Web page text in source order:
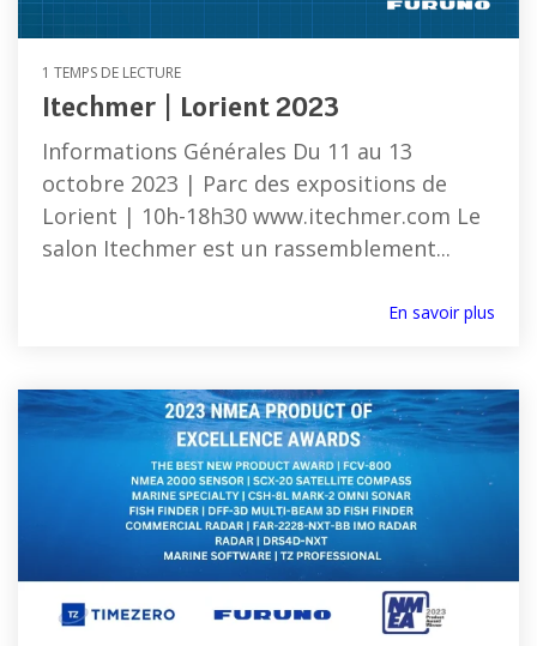
1 TEMPS DE LECTURE
Itechmer | Lorient 2023
Informations Générales Du 11 au 13
octobre 2023 | Parc des expositions de
Lorient | 10h-18h30 www.itechmer.com Le
salon Itechmer est un rassemblement...
En savoir plus